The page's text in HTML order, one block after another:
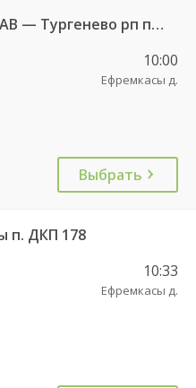
Чебоксары Пригородный АВ — Тургенево рп пов. 9377
10:00
Ефремкасы д.
Выбрать
п. ДКП 178
10:33
Ефремкасы д.